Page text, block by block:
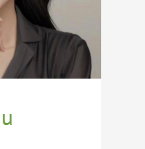
院、韦尔斯利
分校、艾默里
学院等世界顶尖